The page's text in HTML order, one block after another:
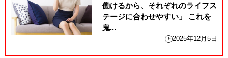
働けるから、それぞれのライフス
テージに合わせやすい」 これを
鬼...
2025年12月5日